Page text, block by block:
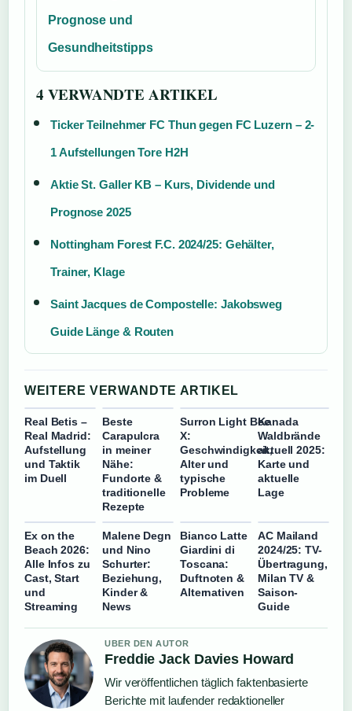
Prognose und
Gesundheitstipps
4 VERWANDTE ARTIKEL
Ticker Teilnehmer FC Thun gegen FC Luzern – 2-
1 Aufstellungen Tore H2H
Aktie St. Galler KB – Kurs, Dividende und
Prognose 2025
Nottingham Forest F.C. 2024/25: Gehälter,
Trainer, Klage
Saint Jacques de Compostelle: Jakobsweg
Guide Länge & Routen
WEITERE VERWANDTE ARTIKEL
Real Betis –
Real Madrid:
Aufstellung
und Taktik
im Duell
Beste
Carapulcra
in meiner
Nähe:
Fundorte &
traditionelle
Rezepte
Surron Light Bee
X:
Geschwindigkeit,
Alter und
typische
Probleme
Kanada
Waldbrände
aktuell 2025:
Karte und
aktuelle
Lage
Ex on the
Beach 2026:
Alle Infos zu
Cast, Start
und
Streaming
Malene Degn
und Nino
Schurter:
Beziehung,
Kinder &
News
Bianco Latte
Giardini di
Toscana:
Duftnoten &
Alternativen
AC Mailand
2024/25: TV-
Übertragung,
Milan TV &
Saison-
Guide
UBER DEN AUTOR
Freddie Jack Davies Howard
Wir veröffentlichen täglich faktenbasierte
Berichte mit laufender redaktioneller